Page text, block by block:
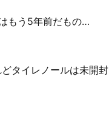
もう5年前だもの…
タイレノールは未開封